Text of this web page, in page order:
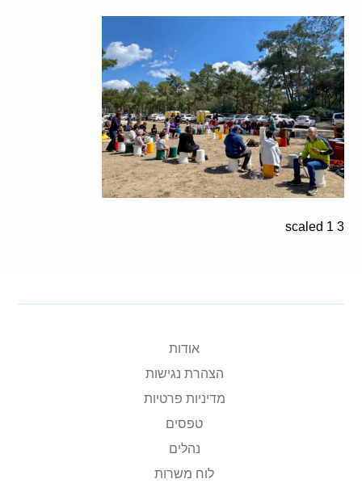
3 1 scaled
אודות
הצהרת נגישות
מדיניות פרטיות
טפסים
נהלים
לוח משרות